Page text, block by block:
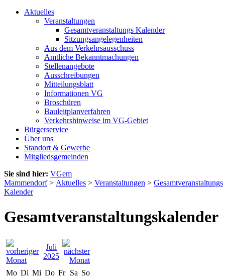
Aktuelles
Veranstaltungen
Gesamtveranstaltungs Kalender
Sitzungsangelegenheiten
Aus dem Verkehrsausschuss
Amtliche Bekanntmachungen
Stellenangebote
Ausschreibungen
Mitteilungsblatt
Informationen VG
Broschüren
Bauleitplanverfahren
Verkehrshinweise im VG-Gebiet
Bürgerservice
Über uns
Standort & Gewerbe
Mitgliedsgemeinden
Sie sind hier: VGem
Mammendorf> Aktuelles > Veranstaltungen > Gesamtveranstaltungs
Kalender
Gesamtveranstaltungskalender
Juli
2025
Mo Di Mi Do Fr Sa So